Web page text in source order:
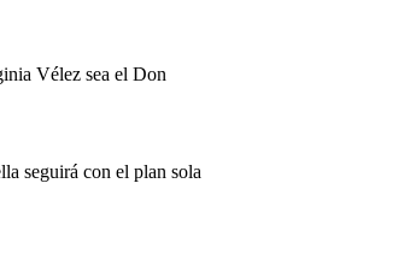
Vélez sea el Don
seguirá con el plan sola